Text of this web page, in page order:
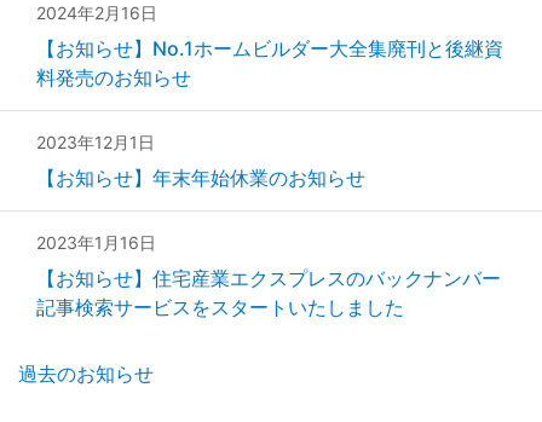
2024年2月16日
【お知らせ】No.1ホームビルダー大全集廃刊と後継資
料発売のお知らせ
2023年12月1日
【お知らせ】年末年始休業のお知らせ
2023年1月16日
【お知らせ】住宅産業エクスプレスのバックナンバー
記事検索サービスをスタートいたしました
過去のお知らせ